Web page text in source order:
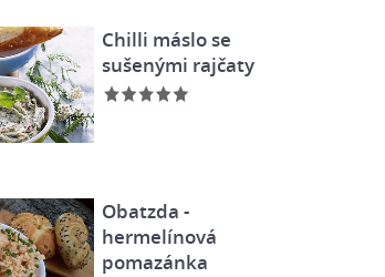
Chilli máslo se
sušenými rajčaty
Obatzda -
hermelínová
pomazánka